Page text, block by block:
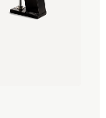
Español